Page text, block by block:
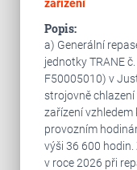
zařízení
Popis:
a) Generální
jednotky TRANE
F50005010) v
strojovně chlazení
zařízení vzhledem
provozním
výši 36 600 hodin.
v roce 2026 při